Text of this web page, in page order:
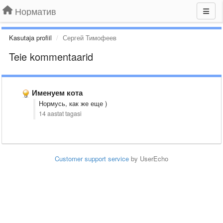
Норматив
Kasutaja profiil Сергей Тимофеев
Teie kommentaarid
Именуем кота
Нормусь, как же еще )
14 aastat tagasi
Customer support service by UserEcho